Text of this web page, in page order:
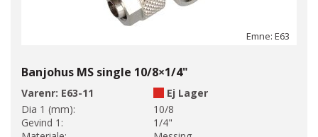
Emne: E63
Banjohus MS single 10/8×1/4"
Varenr: E63-11
Ej Lager
Dia 1 (mm):
10/8
Gevind 1:
1/4"